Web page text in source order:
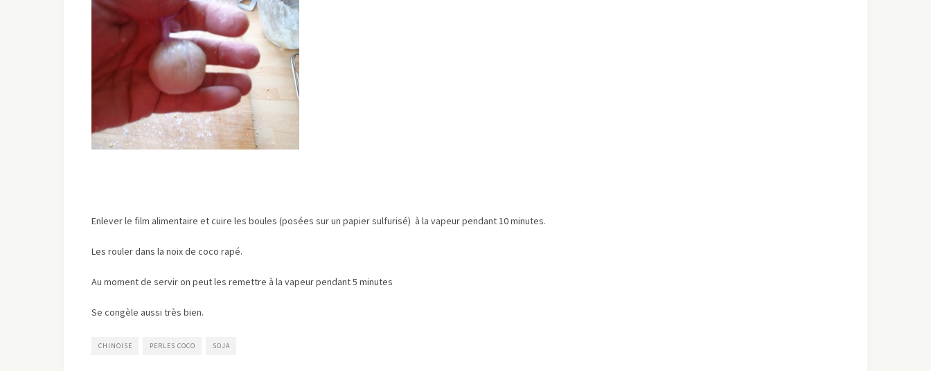
Enlever le film alimentaire et cuire les boules (posées sur un papier sulfurisé) à la vapeur pendant 10 minutes.
Les rouler dans la noix de coco rapé.
Au moment de servir on peut les remettre à la vapeur pendant 5 minutes
Se congèle aussi très bien.
CHINOISE PERLES COCO SOJA